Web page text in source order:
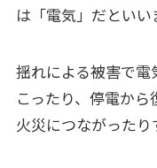
は「電気」だといい
揺れによる被害で
こったり、停電から
火災につながったり